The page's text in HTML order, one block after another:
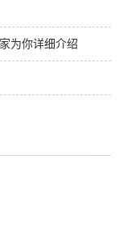
为你详细介绍